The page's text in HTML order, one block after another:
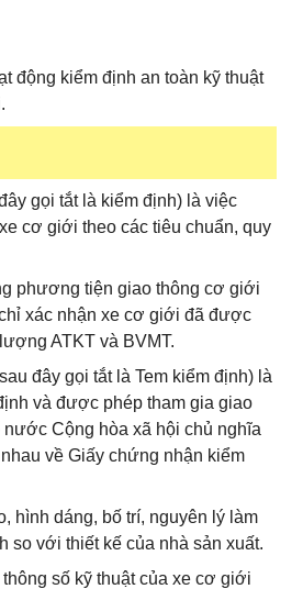
động kiểm định an toàn kỹ thuật
gọi tắt là kiểm định) là việc
cơ giới theo các tiêu chuẩn, quy
phương tiện giao thông cơ giới
xác nhận xe cơ giới đã được
ATKT và BVMT.
đây gọi tắt là Tem kiểm định) là
và được phép tham gia giao
Cộng hòa xã hội chủ nghĩa
về Giấy chứng nhận kiểm
hình dáng, bố trí, nguyên lý làm
so với thiết kế của nhà sản xuất.
số kỹ thuật của xe cơ giới